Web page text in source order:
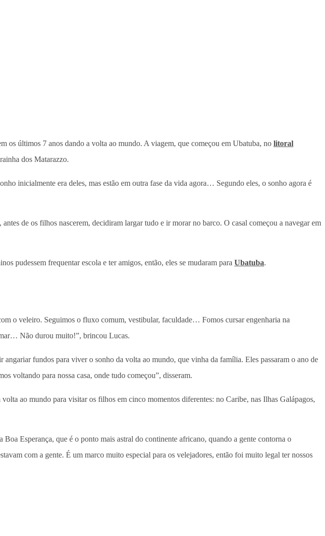
os últimos 7 anos dando a volta ao mundo. A viagem, que começou em Ubatuba, no litoral
dos Matarazzo.
inicialmente era deles, mas estão em outra fase da vida agora… Segundo eles, o sonho agora é
antes de os filhos nascerem, decidiram largar tudo e ir morar no barco. O casal começou a navegar em
pudessem frequentar escola e ter amigos, então, eles se mudaram para Ubatuba.
o veleiro. Seguimos o fluxo comum, vestibular, faculdade… Fomos cursar engenharia na
Não durou muito!”, brincou Lucas.
fundos para viver o sonho da volta ao mundo, que vinha da família. Eles passaram o ano de
voltando para nossa casa, onde tudo começou”, disseram.
ao mundo para visitar os filhos em cinco momentos diferentes: no Caribe, nas Ilhas Galápagos,
Esperança, que é o ponto mais astral do continente africano, quando a gente contorna o
com a gente. É um marco muito especial para os velejadores, então foi muito legal ter nossos